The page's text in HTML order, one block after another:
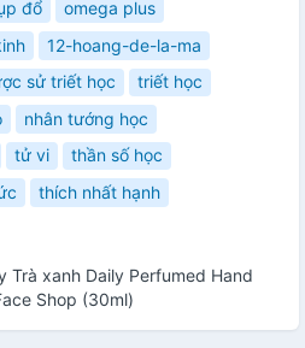
đổ
omega plus
12-hoang-de-la-ma
sử triết học
triết học
nhân tướng học
tử vi
thần số học
thích nhất hạnh
Trà xanh Daily Perfumed Hand
Shop (30ml)